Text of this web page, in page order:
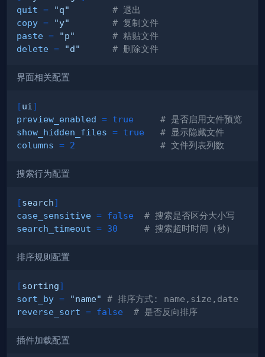
quit = "q"
# 退出
copy = "y"
# 复制文件
paste = "p"
# 粘贴文件
delete = "d" # 删除文件
界面相关配置
[ui ]
preview_enabled = true
# 是否启用文件预览
show_hidden_files = true
# 显示隐藏文件
columns = 2 # 文件列表列数
搜索行为配置
[search]
case_sensitive = false
# 搜索是否区分大小写
search_timeout = 30 # 搜索超时时间（秒）
排序规则配置
[sorting]
sort_by = "name"
# 排序方式: name,size,date
reverse_sort = false # 是否反向排序
插件加载配置